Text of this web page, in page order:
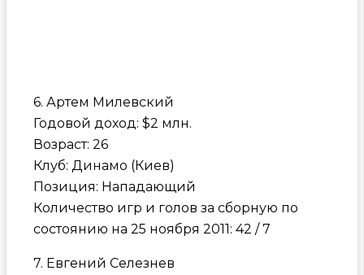
6. Артем Милевский
Годовой доход: $2 млн.
Возраст: 26
Клуб: Динамо (Киев)
Позиция: Нападающий
Количество игр и голов за сборную по
состоянию на 25 ноября 2011: 42 / 7
7. Евгений Селезнев